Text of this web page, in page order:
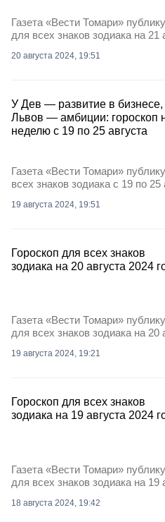
Газета «Вести Томари»
для всех знаков зодиака на 21
20 августа 2024, 19:51
У Дев — развитие в бизнесе,
Львов — амбиции: гороскоп
неделю с 19 по 25 августа
Газета «Вести Томари»
всех знаков зодиака с 19 по 25
19 августа 2024, 19:51
Гороскоп для всех знаков
зодиака на 20 августа 2024
Газета «Вести Томари»
для всех знаков зодиака на 20
19 августа 2024, 19:21
Гороскоп для всех знаков
зодиака на 19 августа 2024
Газета «Вести Томари»
для всех знаков зодиака на 19
18 августа 2024, 19:42